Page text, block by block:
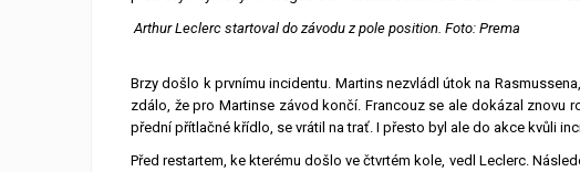
Arthur Leclerc startoval do závodu z pole position. Foto: Prema
Brzy došlo k prvnímu incidentu. Martins nezvládl útok na
zdálo, že pro Martinse závod končí. Francouz se ale dokázal znovu
přední přítlačné křídlo, se vrátil na trať. I přesto byl ale do akce kvůli
Před restartem, ke kterému došlo ve čtvrtém kole, vedl Leclerc.